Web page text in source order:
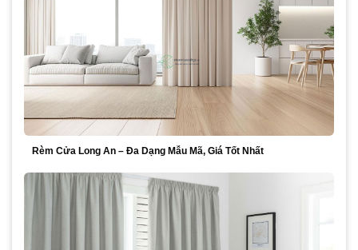
Rèm Cửa Long An – Đa Dạng Mẫu Mã, Giá Tốt Nhất